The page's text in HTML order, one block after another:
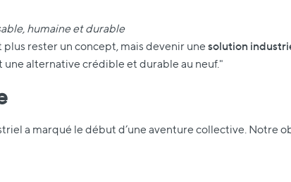
humaine et durable
plus rester un concept, mais devenir une solution
une alternative crédible et durable au neuf."
a marqué le début d’une aventure collective. Notre